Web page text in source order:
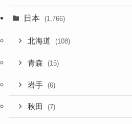
日本 (1,766)
北海道 (108)
青森 (15)
岩手 (6)
秋田 (7)